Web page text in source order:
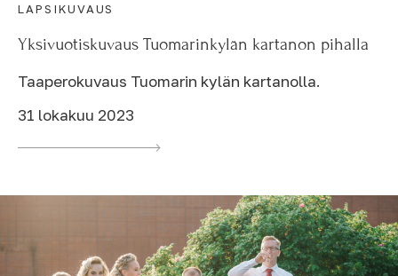
LAPSIKUVAUS
Yksivuotiskuvaus Tuomarinkylän kartanon pihalla
Taaperokuvaus Tuomarin kylän kartanolla.
31 lokakuu 2023